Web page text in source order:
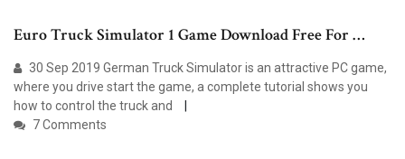
Euro Truck Simulator 1 Game Download Free For …
30 Sep 2019 German Truck Simulator is an attractive PC game,
where you drive start the game, a complete tutorial shows you
how to control the truck and
7 Comments